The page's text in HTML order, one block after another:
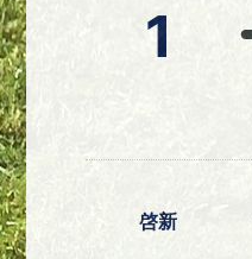
1
啓新